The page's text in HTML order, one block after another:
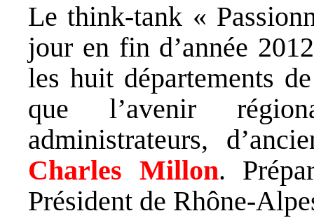
Le think-tank «
jour en fin d’année
les huit départements
que l’avenir
administrateurs,
Charles Millon.
Président de Rhône-